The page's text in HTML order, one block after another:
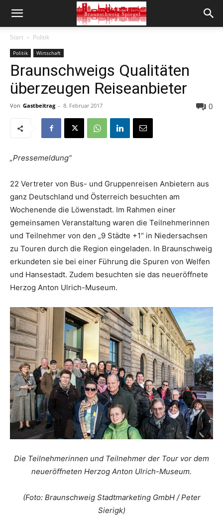
Start Politik
Politik Wirtschaft
Braunschweigs Qualitäten
überzeugen Reiseanbieter
Von Gastbeitrag - 8. Februar 2017 0
„Pressemeldung“
22 Vertreter von Bus- und Gruppenreisen Anbietern aus
ganz Deutschland und Österreich besuchten am
Wochenende die Löwenstadt. Im Rahmen einer
gemeinsamen Veranstaltung waren die Teilnehmerinnen
und Teilnehmer von den „9 Städte +1“ in Niedersachsen
zu Touren durch die Region eingeladen. In Braunschweig
erkundeten sie bei einer Führung die Spuren von Welfen
und Hansestadt. Zudem besuchten sie das neueröffnete
Herzog Anton Ulrich-Museum.
Die Teilnehmerinnen und Teilnehmer der Tour vor dem
neueröffneten Herzog Anton Ulrich-Museum.
(Foto: Braunschweig Stadtmarketing GmbH / Peter
Sierigk)